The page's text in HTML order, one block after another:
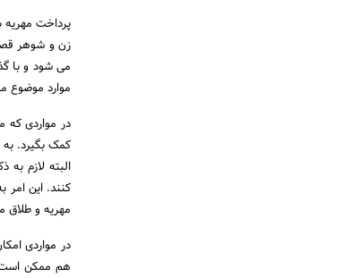
پرداخت
زن و شوهر
می شود و با
موارد موضوع
در مواردی که
کمک بگیرد.
البته لازم
کنند. این امر
مهریه و طلاق
در مواردی
هم ممکن است